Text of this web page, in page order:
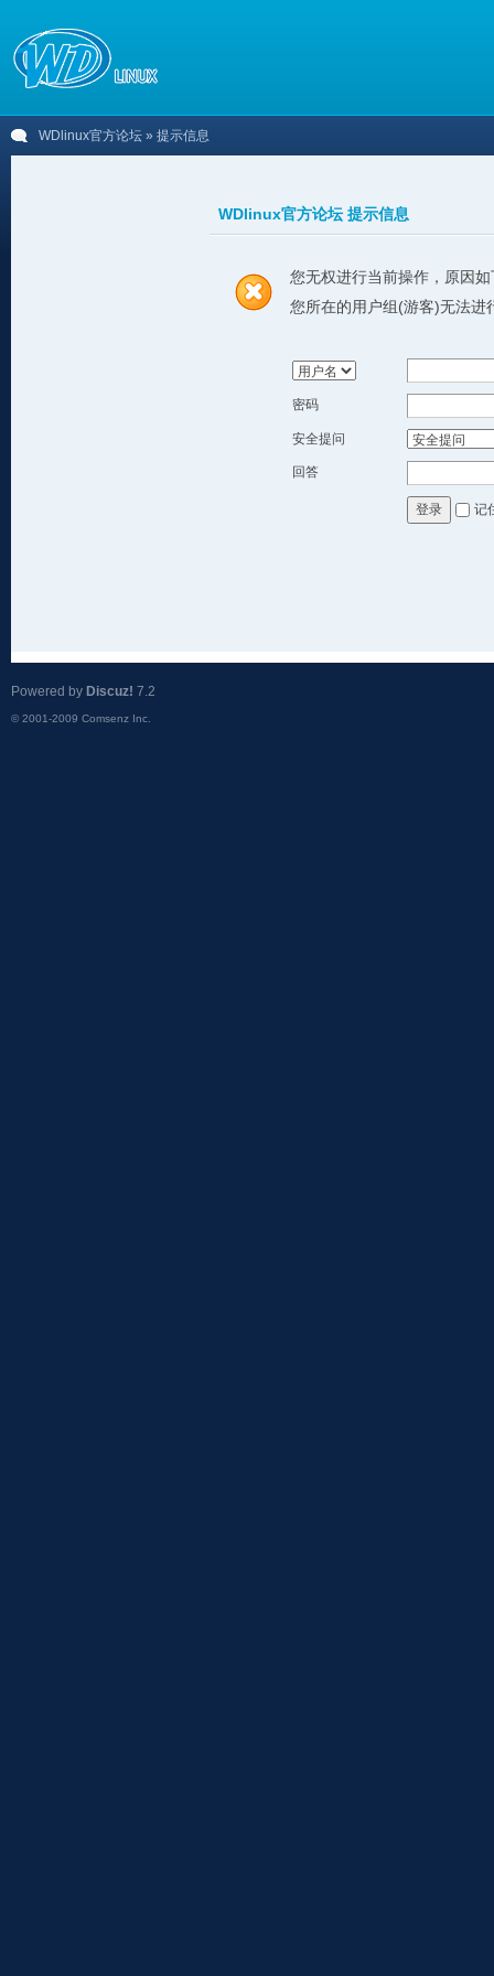
WDlinux官方论坛 » 提示信息
WDlinux官方论坛 提示信息
您无权进行当前操作，原因如
您所在的用户组(游客)无法进
密码
安全提问
回答
登录 记
Powered by Discuz! 7.2
© 2001-2009 Comsenz Inc.